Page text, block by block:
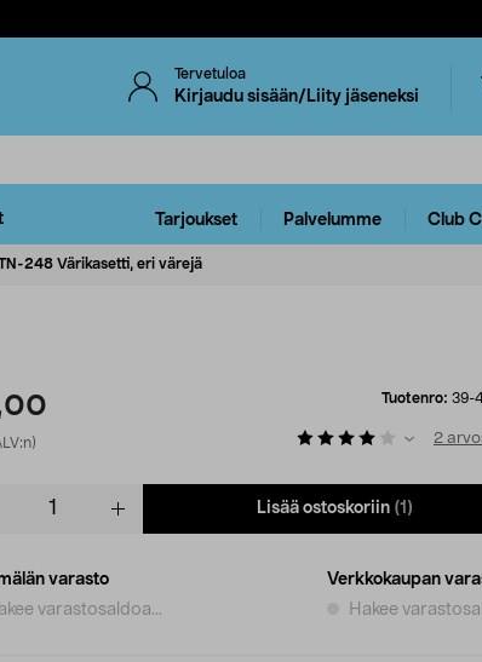
Tervetuloa
Kirjaudu sisään/Liity jäseneksi
Tarjoukset Palvelumme Club
248 Värikasetti, eri värejä
Tuotenro: 39-
2
Lisää ostoskoriin (1)
varasto
varastosaldoa...
Verkkokaupan
Hakee